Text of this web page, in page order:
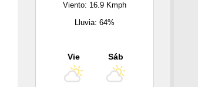
Viento: 16.9 Kmph
Lluvia: 64%
Vie Sáb